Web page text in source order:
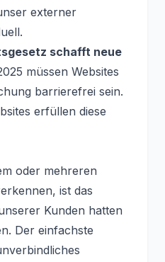
externer
schafft neue
müssen Websites
barrierefrei sein.
erfüllen diese
oder mehreren
ist das
Kunden hatten
Der einfachste